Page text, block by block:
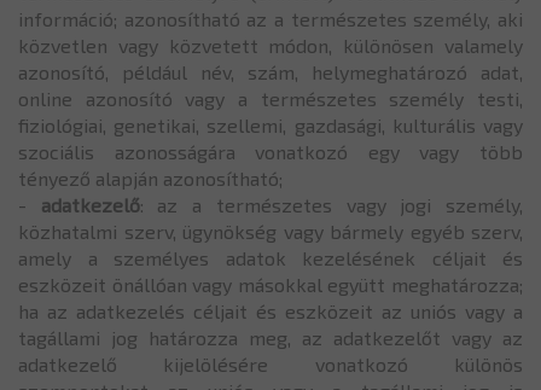
információ; azonosítható az a természetes személy, aki
közvetlen vagy közvetett módon, különösen valamely
azonosító, például név, szám, helymeghatározó adat,
online azonosító vagy a természetes személy testi,
fiziológiai, genetikai, szellemi, gazdasági, kulturális vagy
szociális azonosságára vonatkozó egy vagy több
tényező alapján azonosítható;
- adatkezelő: az a természetes vagy jogi személy,
közhatalmi szerv, ügynökség vagy bármely egyéb szerv,
amely a személyes adatok kezelésének céljait és
eszközeit önállóan vagy másokkal együtt meghatározza;
ha az adatkezelés céljait és eszközeit az uniós vagy a
tagállami jog határozza meg, az adatkezelőt vagy az
adatkezelő kijelölésére vonatkozó különös